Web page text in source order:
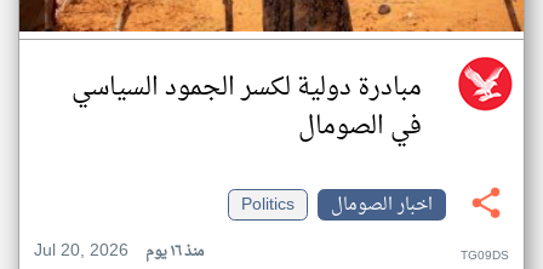
مبادرة دولية لكسر الجمود السياسي
في الصومال
اخبار الصومال
Politics
Jul 20, 2026
منذ ١٦ يوم TG09DS